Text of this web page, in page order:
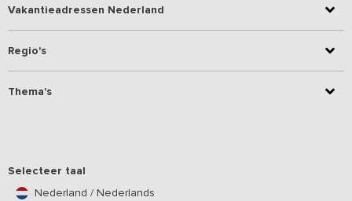
Vakantieadressen Nederland
Regio's
Thema's
Selecteer taal
Nederland / Nederlands